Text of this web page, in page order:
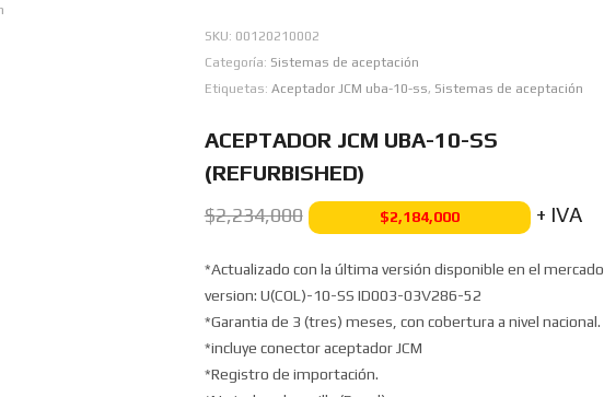
SKU: 00120210002
Categoría: Sistemas de aceptación
Etiquetas: Aceptador JCM uba-10-ss, Sistemas de aceptación
ACEPTADOR JCM UBA-10-SS
(REFURBISHED)
$2,234,000 $2,184,000 + IVA
*Actualizado con la última versión disponible en el mercado,
version: U(COL)-10-SS ID003-03V286-52
*Garantia de 3 (tres) meses, con cobertura a nivel nacional.
*incluye conector aceptador JCM
*Registro de importación.